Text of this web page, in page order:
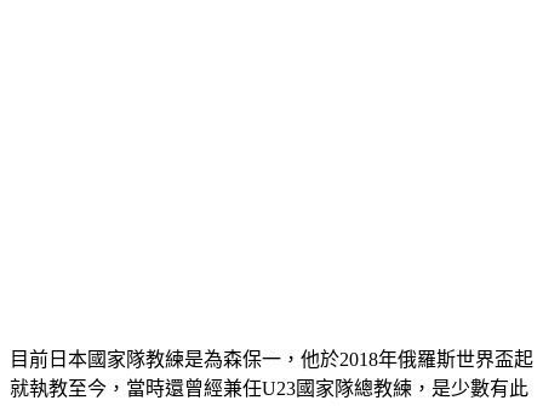
目前日本國家隊教練是為森保一，他於2018年俄羅斯世界盃起
就執教至今，當時還曾經兼任U23國家隊總教練，是少數有此